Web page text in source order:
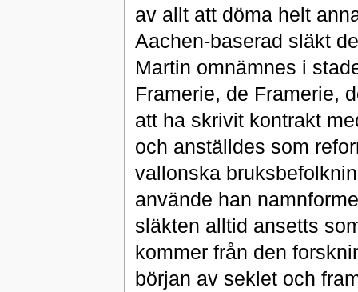
av allt att döma helt
Aachen-baserad släkt
Martin omnämnes i
Framerie, de Framerie,
att ha skrivit kontrakt
och anställdes som
vallonska
använde han
släkten alltid ansetts
kommer från den
början av seklet och